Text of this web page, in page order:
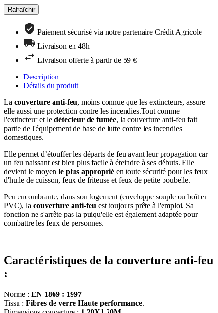
Paiement sécurisé via notre partenaire Crédit Agricole
Livraison en 48h
Livraison offerte à partir de 59 €
Description
Détails du produit
La couverture anti-feu, moins connue que les extincteurs, assure
elle aussi une protection contre les incendies.Tout comme
l'extincteur et le détecteur de fumée, la couverture anti-feu fait
partie de l'équipement de base de lutte contre les incendies
domestiques.
Elle permet d’étouffer les départs de feu avant leur propagation car
un feu naissant est bien plus facile à éteindre à ses débuts. Elle
devient le moyen le plus approprié en toute sécurité pour les feux
d'huile de cuisson, feux de friteuse et feux de petite poubelle.
Peu encombrante, dans son logement (enveloppe souple ou boîtier
PVC), la couverture anti-feu est toujours prête à l'emploi. Sa
fonction ne s'arrête pas la puiqu'elle est également adaptée pour
combattre les feux de personnes.
Caractéristiques de la couverture anti-feu
:
Norme : EN 1869 : 1997
Tissu : Fibres de verre Haute performance.